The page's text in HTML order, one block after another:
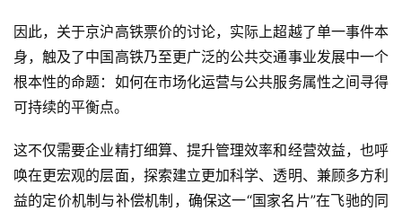
因此，关于京沪高铁票价的讨论，实际上超越了单一事件本
身，触及了中国高铁乃至更广泛的公共交通事业发展中一个
根本性的命题：如何在市场化运营与公共服务属性之间寻得
可持续的平衡点。
这不仅需要企业精打细算、提升管理效率和经营效益，也呼
唤在更宏观的层面，探索建立更加科学、透明、兼顾多方利
益的定价机制与补偿机制，确保这一“国家名片”在飞驰的同